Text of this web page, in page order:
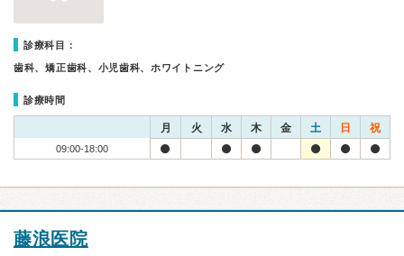
診療科目：
歯科、矯正歯科、小児歯科、ホワイトニング
診療時間
月 火 水 木 金 土 日 祝
09:00-18:00
藤浪医院